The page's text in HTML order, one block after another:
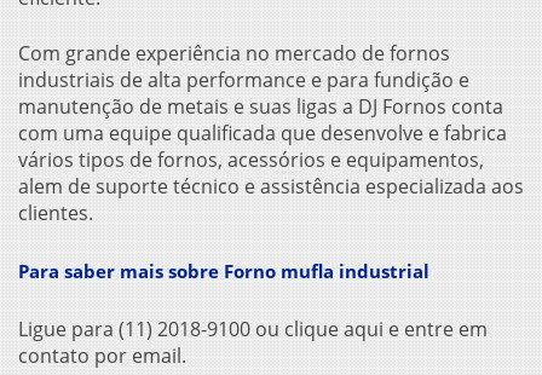
Com grande experiência no mercado de fornos
industriais de alta performance e para fundição e
manutenção de metais e suas ligas a DJ Fornos conta
com uma equipe qualificada que desenvolve e fabrica
vários tipos de fornos, acessórios e equipamentos,
alem de suporte técnico e assistência especializada aos
clientes.
Para saber mais sobre Forno mufla industrial
Ligue para (11) 2018-9100 ou clique aqui e entre em
contato por email.